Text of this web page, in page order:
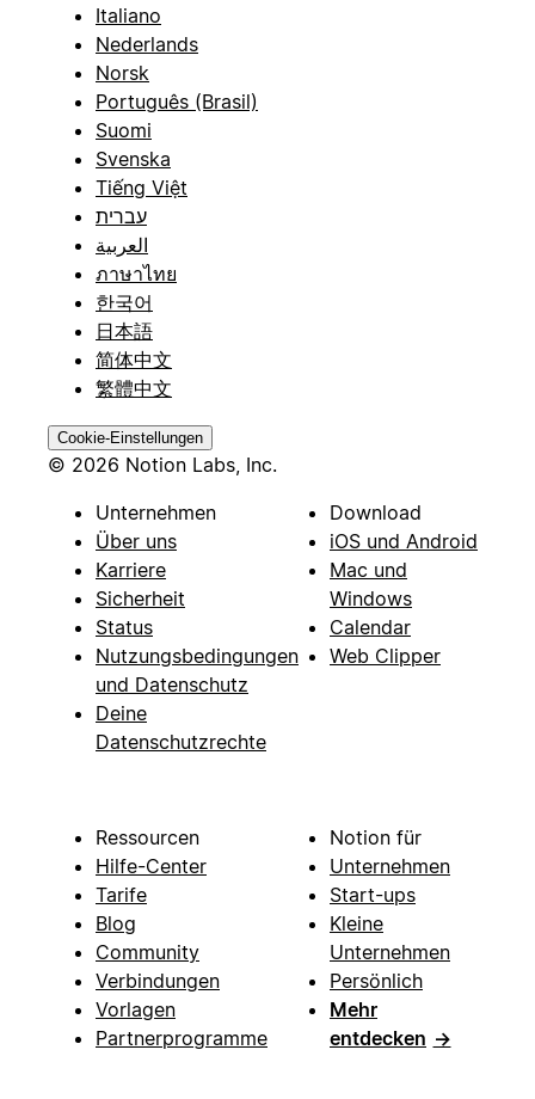
Italiano
Nederlands
Norsk
Português (Brasil)
Suomi
Svenska
Tiếng Việt
עברית
العربية
ภาษาไทย
한국어
日本語
简体中文
繁體中文
Cookie-Einstellungen
© 2026 Notion Labs, Inc.
Unternehmen
Über uns
Karriere
Sicherheit
Status
Nutzungsbedingungen
und Datenschutz
Deine
Datenschutzrechte
Download
iOS und Android
Mac und
Windows
Calendar
Web Clipper
Ressourcen
Hilfe-Center
Tarife
Blog
Community
Verbindungen
Vorlagen
Partnerprogramme
Notion für
Unternehmen
Start-ups
Kleine
Unternehmen
Persönlich
Mehr
entdecken →